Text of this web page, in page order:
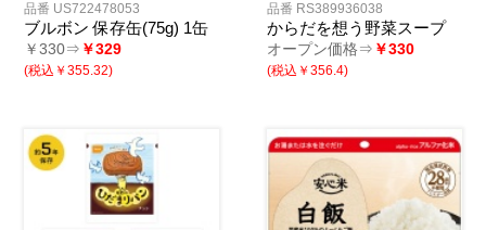
品番 US722478053
ブルボン 保存缶(75g) 1缶
￥330⇒ ￥329
(税込￥355.32)
品番 RS389936038
からだを想う野菜スープ
オープン価格⇒ ￥330
(税込￥356.4)